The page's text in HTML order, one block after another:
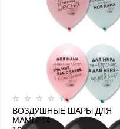
ВОЗДУШНЫЕ ШАРЫ ДЛЯ
МАМЫ 14